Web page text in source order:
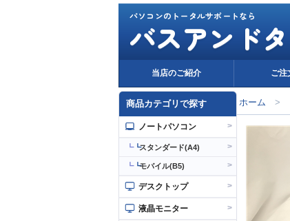
パソコンのトータルサポートなら
バスアンド
当店のご紹介 ご注
商品カテゴリで探す
ノートパソコン >
┗スタンダード(A4) >
┗モバイル(B5) >
デスクトップ >
液晶モニター >
ホーム >